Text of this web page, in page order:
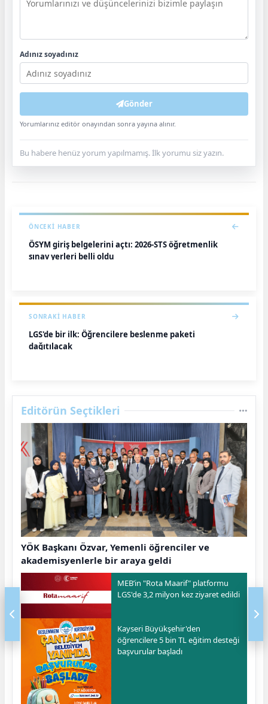
Adınız soyadınız
Gönder
Yorumlarınız editör onayından sonra yayına alınır.
Bu habere henüz yorum yapılmamış. İlk yorumu siz yazın.
ÖNCEKI HABER
ÖSYM giriş belgelerini açtı: 2026-STS öğretmenlik
sınav yerleri belli oldu
SONRAKI HABER
LGS'de bir ilk: Öğrencilere beslenme paketi
dağıtılacak
Editörün Seçtikleri
YÖK Başkanı Özvar, Yemenli öğrenciler ve
akademisyenlerle bir araya geldi
MEB’in "Rota Maarif" platformu
LGS'de 3,2 milyon kez ziyaret edildi
Kayseri Büyükşehir'den
öğrencilere 5 bin TL eğitim desteği
başvurular başladı